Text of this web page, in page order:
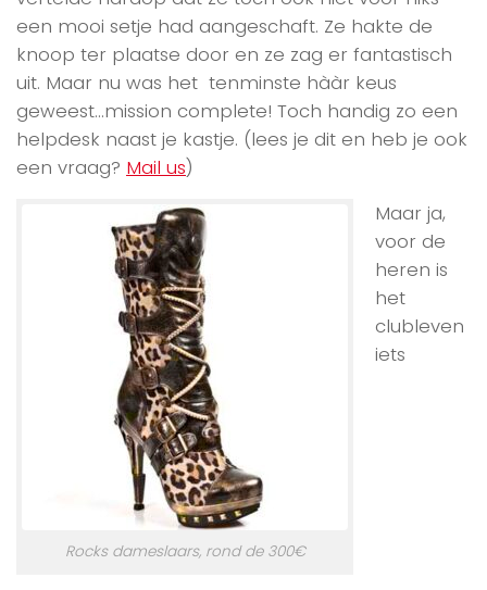
een mooi setje had aangeschaft. Ze hakte de
knoop ter plaatse door en ze zag er fantastisch
uit. Maar nu was het tenminste hààr keus
geweest…mission complete! Toch handig zo een
helpdesk naast je kastje. (lees je dit en heb je ook
een vraag? Mail us)
Rocks dameslaars, rond de 300€
Maar ja,
voor de
heren is
het
clubleven
iets